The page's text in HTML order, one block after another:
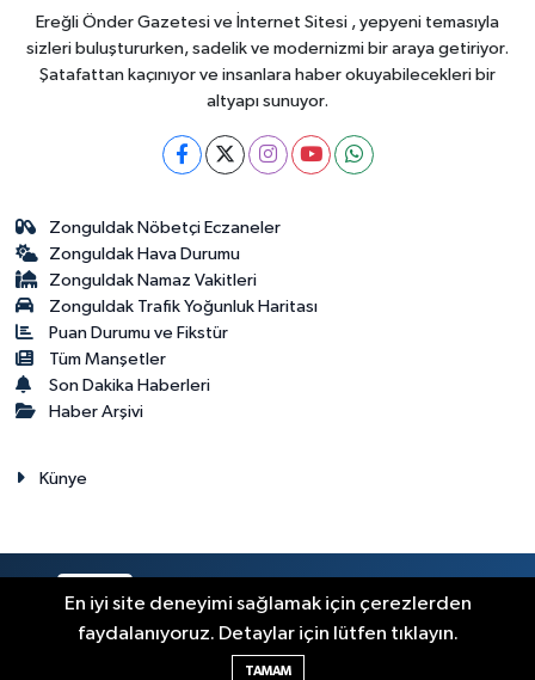
Ereğli Önder Gazetesi ve İnternet Sitesi , yepyeni temasıyla
sizleri buluştururken, sadelik ve modernizmi bir araya getiriyor.
Şatafattan kaçınıyor ve insanlara haber okuyabilecekleri bir
altyapı sunuyor.
Zonguldak Nöbetçi Eczaneler
Zonguldak Hava Durumu
Zonguldak Namaz Vakitleri
Zonguldak Trafik Yoğunluk Haritası
Puan Durumu ve Fikstür
Tüm Manşetler
Son Dakika Haberleri
Haber Arşivi
Künye
RSS Copyright © 2023. Her hakkı saklıdır.
Haber Yazılımı:
En iyi site deneyimi sağlamak için çerezlerden
faydalanıyoruz. Detaylar için lütfen tıklayın.
TAMAM